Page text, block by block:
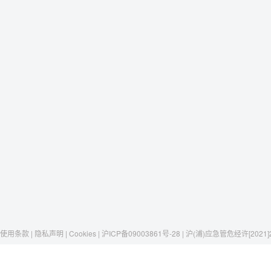
使用条款 | 隐私声明 | Cookies | 沪ICP备09003861号-28 | 沪(浦)应急管危经许